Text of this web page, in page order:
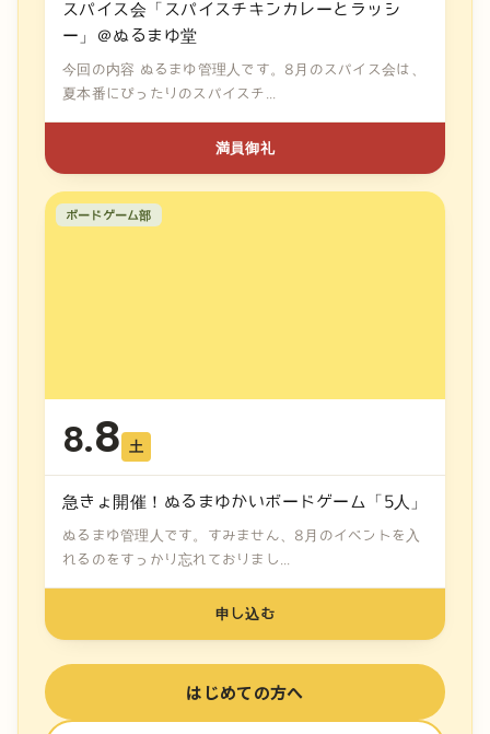
スパイス会「スパイスチキンカレーとラッシ
ー」＠ぬるまゆ堂
今回の内容 ぬるまゆ管理人です。8月のスパイス会は、
夏本番にぴったりのスパイスチ...
満員御礼
ボードゲーム部
8.8 土
急きょ開催！ぬるまゆかいボードゲーム「5人」
ぬるまゆ管理人です。すみません、8月のイベントを入
れるのをすっかり忘れておりまし...
申し込む
はじめての方へ